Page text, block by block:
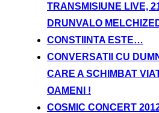
TRANSMISIUNE LIVE,
DRUNVALO
CONSTIINTA ESTE…
CONVERSATII CU
CARE A SCHIMBAT
OAMENI !
COSMIC CONCERT